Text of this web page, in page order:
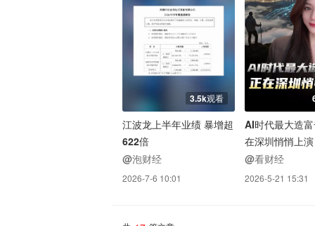
3.5k观看
江波龙上半年业绩 暴增超
622倍
@泡财经
2026-7-6 10:01
AI时代最大造
在深圳悄悄上演
@看财经
2026-5-21 15:31